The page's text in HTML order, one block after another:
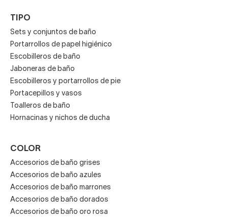
Intenta que el taburete que elijas vaya a juego con el resto
deaccesorios del baño, es decir, toalleros, portarrollos,
jaboneras, estantes, escobillero, etc.
Si los eliges de color negro o blanco, procura que todos
los complementos vayan en sintonía. Lo mismo si son
cromados o plateados.
Al decantarse por un estilo rústico con un
ducha de madera,lo ideal es comprar el resto de
accesorios de baño de madera o de bambú.
TIPO
Sets y conjuntos de baño
Portarrollos de papel higiénico
Escobilleros de baño
Jaboneras de baño
Escobilleros y portarrollos de pie
Portacepillos y vasos
Toalleros de baño
Hornacinas y nichos de ducha
COLOR
Accesorios de baño grises
Accesorios de baño azules
Accesorios de baño marrones
Accesorios de baño dorados
Accesorios de baño oro rosa